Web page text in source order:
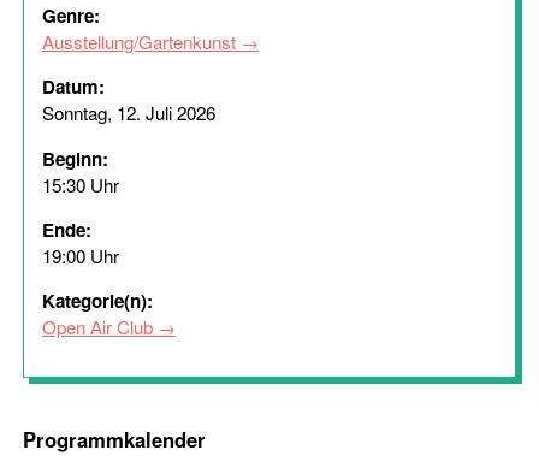
Genre:
Ausstellung/Gartenkunst
Datum:
Sonntag, 12. Juli 2026
Beginn:
15:30 Uhr
Ende:
19:00 Uhr
Kategorie(n):
Open Air Club
Programmkalender